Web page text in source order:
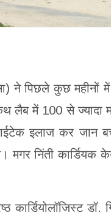
ने पिछले कुछ महीनों
में 100 से ज्यादा
हाईटेक इलाज कर
निंती कार्डियक
कार्डियोलॉजिस्ट